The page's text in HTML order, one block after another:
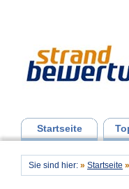
Startseite
Sie sind hier: » Startseite »